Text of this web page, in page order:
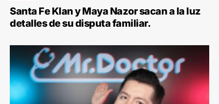
Santa Fe Klan y Maya Nazor sacan a la luz
detalles de su disputa familiar.